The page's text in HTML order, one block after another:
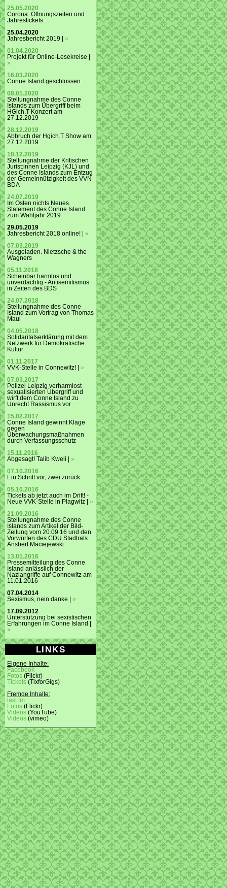
25.05.2020
Corona: Öffnungszeiten und
Jahrestickets
25.04.2020
Jahresbericht 2019 | »
01.04.2020
Projekt für Online-Lesekreise |
»
16.03.2020
Conne Island geschlossen
08.01.2020
Stellungnahme des Conne
Islands zum Übergriff beim
HGich.T-Konzert am
27.12.2019
28.12.2019
Abbruch der Hgich.T Show am
27.12.2019
10.12.2019
Stellungnahme der Kritischen
Jurist:innen Leipzig (KJL) und
des Conne Islands zum Entzug
der Gemeinnützigkeit des VVN-
BDA
24.07.2019
Im Osten nichts Neues.
Statement des Conne Island
zum Wahljahr 2019
29.05.2019
Jahresbericht 2018 online! | »
07.03.2019
Ausgeladen. Nietzsche & the
Wagners
05.11.2018
Scheinbar harmlos und
unverdächtig - Antisemitismus
in Zeiten des BDS
24.07.2018
Stellungnahme des Conne
Island zum Vortrag von Thomas
Maul
04.05.2018
Solidaritätserklärung mit dem
Netzwerk für Demokratische
Kultur
01.11.2017
VVK-Stelle in Connewitz! | »
07.03.2017
Polizei Leipzig verharmlost
sexualisierten Übergriff und
wirft dem Conne Island zu
Unrecht Rassismus vor
15.02.2017
Conne Island gewinnt Klage
gegen
Überwachungsmaßnahmen
durch Verfassungsschutz
15.11.2016
Abgesagt! Talib Kweli | »
07.10.2016
Ein Schritt vor, zwei zurück
05.10.2016
Tickets ab jetzt auch im Drift! -
Neue VVK-Stelle in Plagwitz | »
21.09.2016
Stellungnahme des Conne
Islands zum Artikel der Bild-
Zeitung vom 20.09.16 und den
Vorwürfen des CDU Stadtrats
Ansbert Maciejewski
13.01.2016
Pressemitteilung des Conne
Island anlässlich der
Naziangriffe auf Connewitz am
11.01.2016
07.04.2014
Sexismus, nein danke | »
17.09.2012
Unterstützung bei sexistischen
Erfahrungen im Conne Island |
»
LINKS
Eigene Inhalte:
Facebook
Fotos (Flickr)
Tickets (TixforGigs)
Fremde Inhalte:
last.fm
Fotos (Flickr)
Videos (YouTube)
Videos (vimeo)